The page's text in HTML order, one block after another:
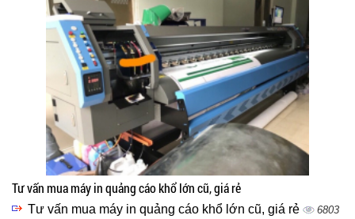
Tư vấn mua máy in quảng cáo khổ lớn cũ, giá rẻ
Tư vấn mua máy in quảng cáo khổ lớn cũ, giá rẻ 6803